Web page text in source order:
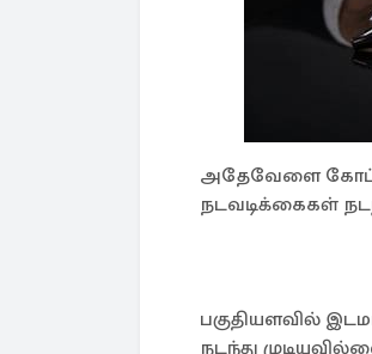
அதேவேளை
நடவடிக்கைகள்
பகுதியளவில்
நடந்து